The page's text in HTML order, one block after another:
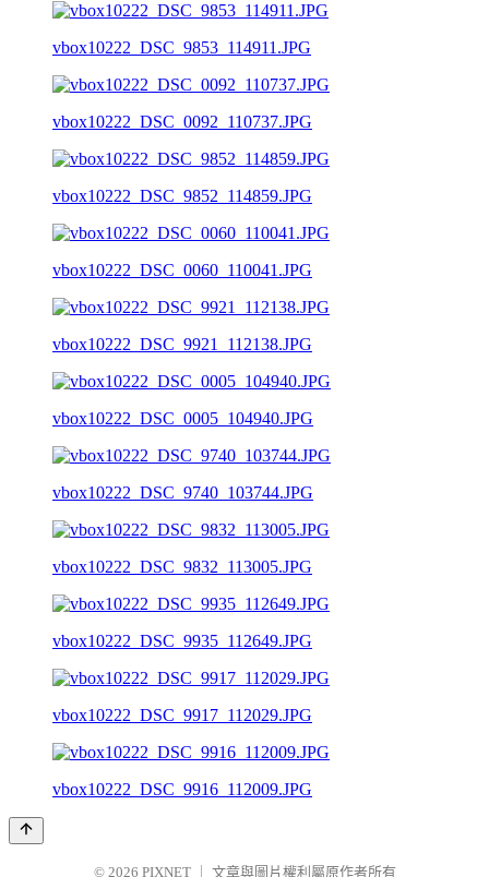
vbox10222_DSC_9853_114911.JPG
vbox10222_DSC_0092_110737.JPG
vbox10222_DSC_9852_114859.JPG
vbox10222_DSC_0060_110041.JPG
vbox10222_DSC_9921_112138.JPG
vbox10222_DSC_0005_104940.JPG
vbox10222_DSC_9740_103744.JPG
vbox10222_DSC_9832_113005.JPG
vbox10222_DSC_9935_112649.JPG
vbox10222_DSC_9917_112029.JPG
vbox10222_DSC_9916_112009.JPG
© 2026 PIXNET 文章與圖片權利屬原作者所有